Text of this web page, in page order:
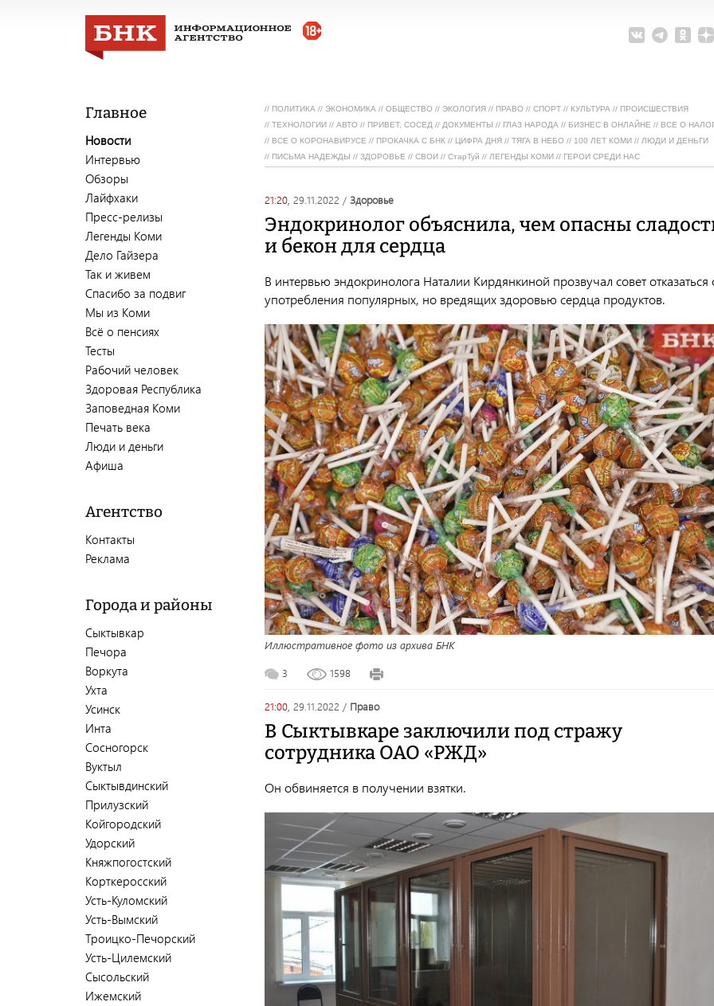
Главное
Новости
Интервью
Обзоры
Лайфхаки
Пресс-релизы
Легенды Коми
Дело Гайзера
Так и живем
Спасибо за подвиг
Мы из Коми
Всё о пенсиях
Тесты
Рабочий человек
Здоровая Республика
Заповедная Коми
Печать века
Люди и деньги
Афиша
Агентство
Контакты
Реклама
Города и районы
Сыктывкар
Печора
Воркута
Ухта
Усинск
Инта
Сосногорск
Вуктыл
Сыктывдинский
Прилузский
Койгородский
Удорский
Княжпогостский
Корткеросский
Усть-Куломский
Усть-Вымский
Троицко-Печорский
Усть-Цилемский
Сысольский
Ижемский
// ПОЛИТИКА // ЭКОНОМИКА // ОБЩЕСТВО // ЭКОЛОГИЯ // ПРАВО // СПОРТ // КУЛЬТУРА // ПРОИСШЕСТВИЯ
// ТЕХНОЛОГИИ // АВТО // ПРИВЕТ, СОСЕД // ДОКУМЕНТЫ // ГЛАЗ НАРОДА // БИЗНЕС В ОНЛАЙНЕ // ВСЕ О
// ВСЕ О КОРОНАВИРУСЕ // ПРОКАЧКА С БНК // ЦИФРА ДНЯ // ТЯГА В НЕБО // 100 ЛЕТ КОМИ // ЛЮДИ И ДЕНЬГИ
// ПИСЬМА НАДЕЖДЫ // ЗДОРОВЬЕ // СВОИ // СтарТуй // ЛЕГЕНДЫ КОМИ // ГЕРОИ СРЕДИ НАС
21:20, 29.11.2022 / здоровье
Эндокринолог объяснила, чем опасны
и бекон для сердца
В интервью эндокринолога Наталии Кирдянкиной прозвучал совет отказаться
употребления популярных, но вредящих здоровью сердца продуктов.
Иллюстративное фото из архива БНК
3 1598
21:00, 29.11.2022 / право
В Сыктывкаре заключили под стражу
сотрудника ОАО «РЖД»
Он обвиняется в получении взятки.